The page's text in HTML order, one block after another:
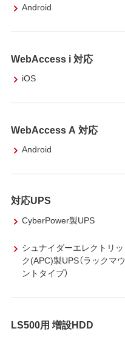
Android
WebAccess i 対応
iOS
WebAccess A 対応
Android
対応UPS
CyberPower製UPS
シュナイダーエレクトリッ
ク(APC)製UPS（ラックマウ
ントタイプ）
LS500用 増設HDD